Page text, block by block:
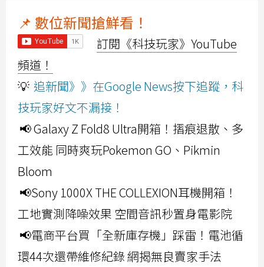
📌 數位新聞搶鮮看！
訂閱《科技玩家》YouTube
頻道！
💡 追新聞》》在Google News按下追蹤，科
技玩家好文不漏接！
📢 Galaxy Z Fold8 Ultra開箱！摺痕退散、多
工效能 同時爽玩Pokemon GO、Pikmin
Bloom
📢Sony 1000X THE COLLEXION耳機開箱！
工地實測降噪效果 空間音訊秒置身電影院
📢電商平台買「全新庫存機」踩雷！電池循
環44次還帶維修紀錄 網揭無良賣家手法